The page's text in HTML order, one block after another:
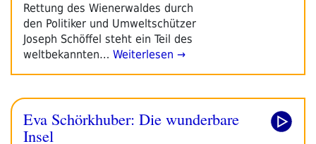
Rettung des Wienerwaldes durch
den Politiker und Umweltschützer
Joseph Schöffel steht ein Teil des
weltbekannten… Weiterlesen →
Eva Schörkhuber: Die wunderbare
Insel